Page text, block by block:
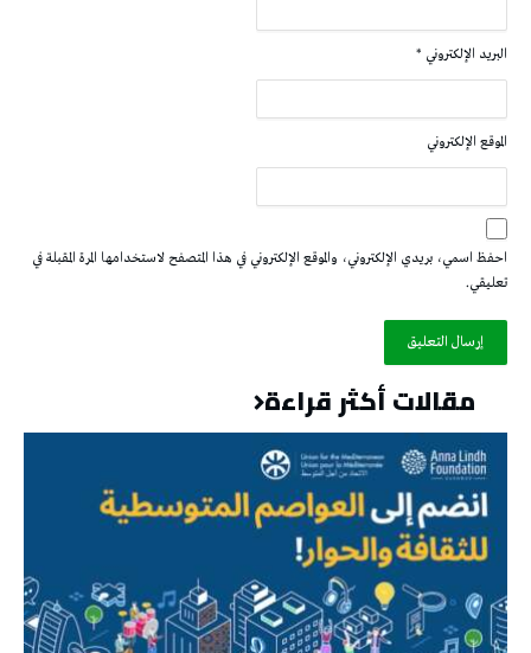
البريد الإلكتروني *
الموقع الإلكتروني
احفظ اسمي، بريدي الإلكتروني، والموقع الإلكتروني في هذا المتصفح لاستخدامها المرة المقبلة في
تعليقي.
مقالات أكثر قراءة